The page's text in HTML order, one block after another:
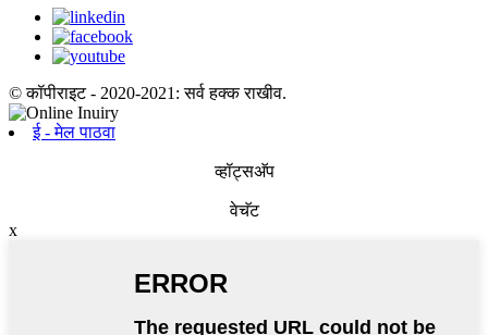
© कॉपीराइट - 2020-2021: सर्व हक्क राखीव.
ई - मेल पाठवा
व्हॉट्सअ‍ॅप
वेचॅट
x